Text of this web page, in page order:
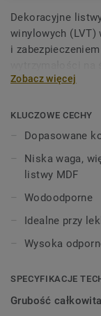
Dekoracyjne
winylowych (LVT)
i
wysokości 60 mm
winylowych.
kompatybilne ze
Down, Click i
Zobacz więcej
KLUCZOWE CECHY
Dopasowane
Niska waga,
listwy MDF
Wodoodporne
Idealne przy
Wysoka
SPECYFIKACJE
Grubość